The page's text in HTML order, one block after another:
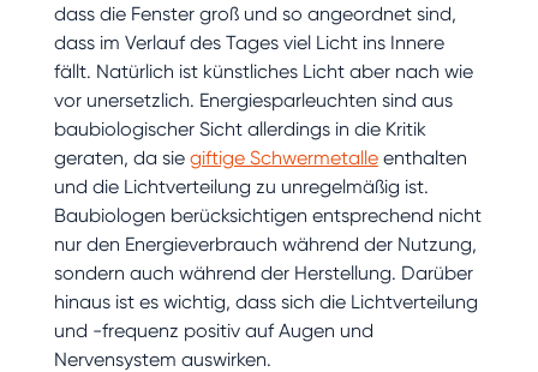
dass die Fenster groß und so angeordnet sind,
dass im Verlauf des Tages viel Licht ins Innere
fällt. Natürlich ist künstliches Licht aber nach wie
vor unersetzlich. Energiesparleuchten sind aus
baubiologischer Sicht allerdings in die Kritik
geraten, da sie giftige Schwermetalleenthalten
und die Lichtverteilung zu unregelmäßig ist.
Baubiologen berücksichtigen entsprechend nicht
nur den Energieverbrauch während der Nutzung,
sondern auch während der Herstellung. Darüber
hinaus ist es wichtig, dass sich die Lichtverteilung
und -frequenz positiv auf Augen und
Nervensystem auswirken.